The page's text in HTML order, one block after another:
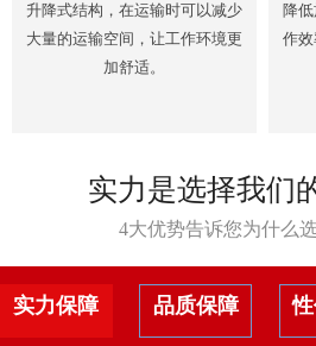
升降式结构，在运输时可以减少
大量的运输空间，让工作环境更
加舒适。
降
作
实力是选择我们
4大优势告诉您为什么
实力保障 品质保障